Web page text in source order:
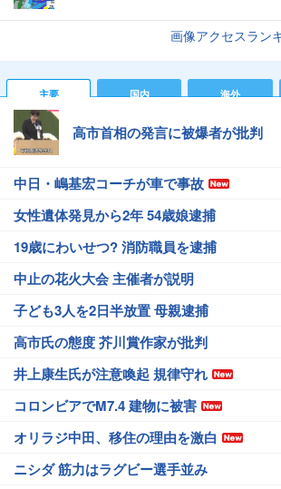
画像アクセスラン
主要 国内 海外
高市首相の発言に被爆者が批判
中日・嶋基宏コーチが車で事故
女性遺体発見から2年 54歳娘逮捕
19歳にわいせつ? 消防職員を逮捕
中止の花火大会 主催者が説明
子ども3人を2日半放置 母親逮捕
高市氏の態度 芥川賞作家が批判
井上康生氏が注意喚起 規律守れ
コロンビアでM7.4 建物に被害
オリラジ中田、移住の理由を激白
ニシダ 筋力はラグビー選手並み